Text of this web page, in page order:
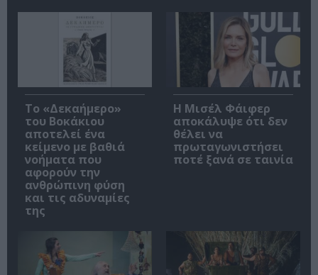
Το «Δεκαήμερο»
του Βοκάκιου
αποτελεί ένα
κείμενο με βαθιά
νοήματα που
αφορούν την
ανθρώπινη φύση
και τις αδυναμίες
της
Η Μισέλ Φάιφερ
αποκάλυψε ότι δεν
θέλει να
πρωταγωνιστήσει
ποτέ ξανά σε ταινία